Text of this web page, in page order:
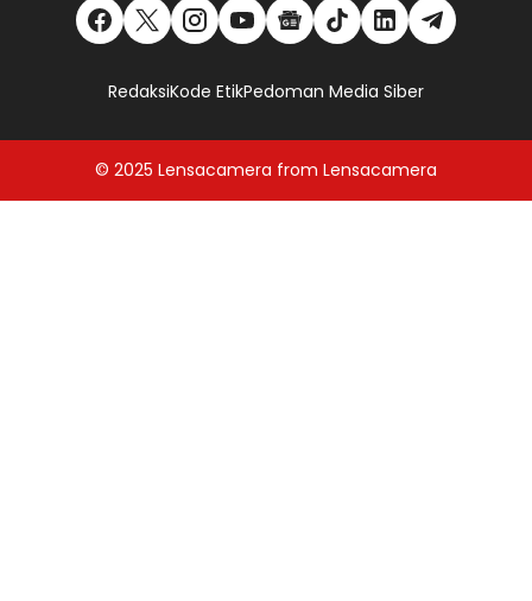
RedaksiKode EtikPedoman Media Siber
© 2025 Lensacamera from Lensacamera